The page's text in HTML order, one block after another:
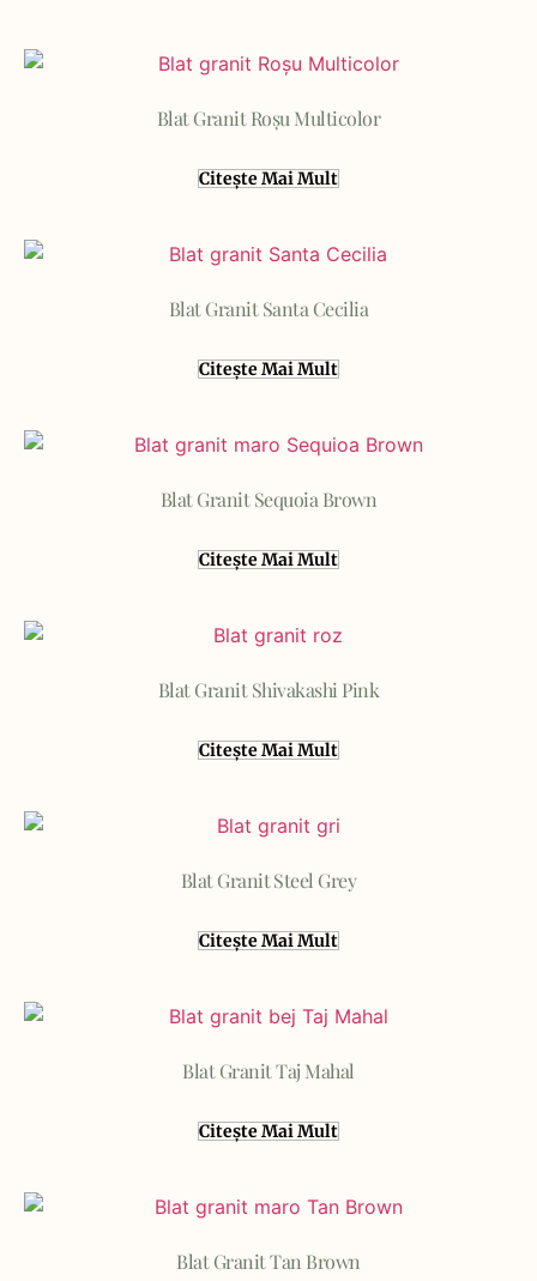
Blat Granit Roșu Multicolor
Citește Mai Mult
Blat Granit Santa Cecilia
Citește Mai Mult
Blat Granit Sequoia Brown
Citește Mai Mult
Blat Granit Shivakashi Pink
Citește Mai Mult
Blat Granit Steel Grey
Citește Mai Mult
Blat Granit Taj Mahal
Citește Mai Mult
Blat Granit Tan Brown